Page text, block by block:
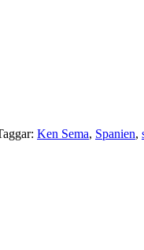
Ken Sema, Spanien,